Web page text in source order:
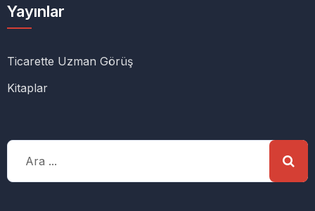
Yayınlar
Ticarette Uzman Görüş
Kitaplar